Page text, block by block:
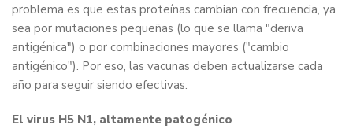
problema es que estas proteínas cambian con frecuencia, ya
sea por mutaciones pequeñas (lo que se llama "deriva
antigénica") o por combinaciones mayores ("cambio
antigénico"). Por eso, las vacunas deben actualizarse cada
año para seguir siendo efectivas.
El virus H5 N1, altamente patogénico